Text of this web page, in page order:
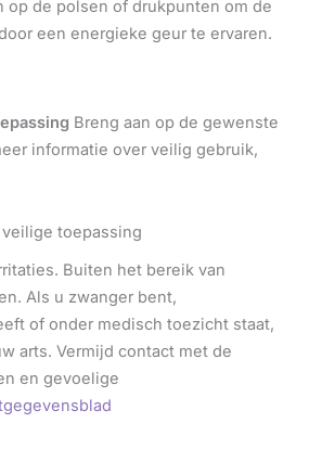
op de polsen of drukpunten om de
een energieke geur te ervaren.
Breng aan op de gewenste
informatie over veilig gebruik,
toepassing
Buiten het bereik van
Als u zwanger bent,
of onder medisch toezicht staat,
arts. Vermijd contact met de
en gevoelige